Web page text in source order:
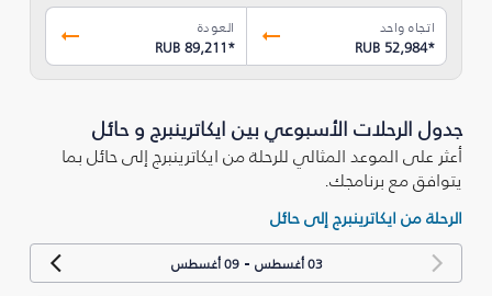
اتجاه واحد
RUB 52,984*
العودة
RUB 89,211*
جدول الرحلات الأسبوعي بين ايكاترينبرج و حائل
أعثر على الموعد المثالي للرحلة من ايكاترينبرج إلى حائل بما
يتوافق مع برنامجك.
الرحلة من ايكاترينبرج إلى حائل
03 أغسطس -09 أغسطس